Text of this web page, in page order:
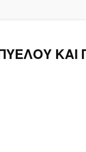
ΚΑΙ